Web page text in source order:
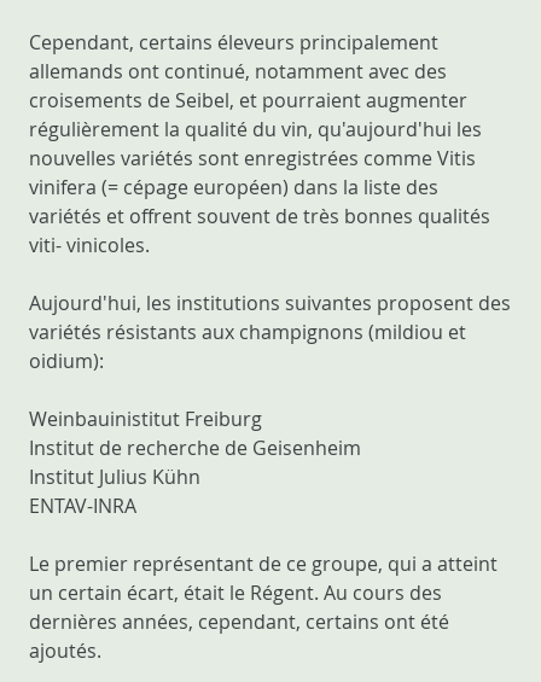
Cependant, certains éleveurs principalement
allemands ont continué, notamment avec des
croisements de Seibel, et pourraient augmenter
régulièrement la qualité du vin, qu'aujourd'hui les
nouvelles variétés sont enregistrées comme Vitis
vinifera (= cépage européen) dans la liste des
variétés et offrent souvent de très bonnes qualités
viti- vinicoles.
Aujourd'hui, les institutions suivantes proposent des
variétés résistants aux champignons (mildiou et
oidium):
Weinbauinistitut Freiburg
Institut de recherche de Geisenheim
Institut Julius Kühn
ENTAV-INRA
Le premier représentant de ce groupe, qui a atteint
un certain écart, était le Régent. Au cours des
dernières années, cependant, certains ont été
ajoutés.